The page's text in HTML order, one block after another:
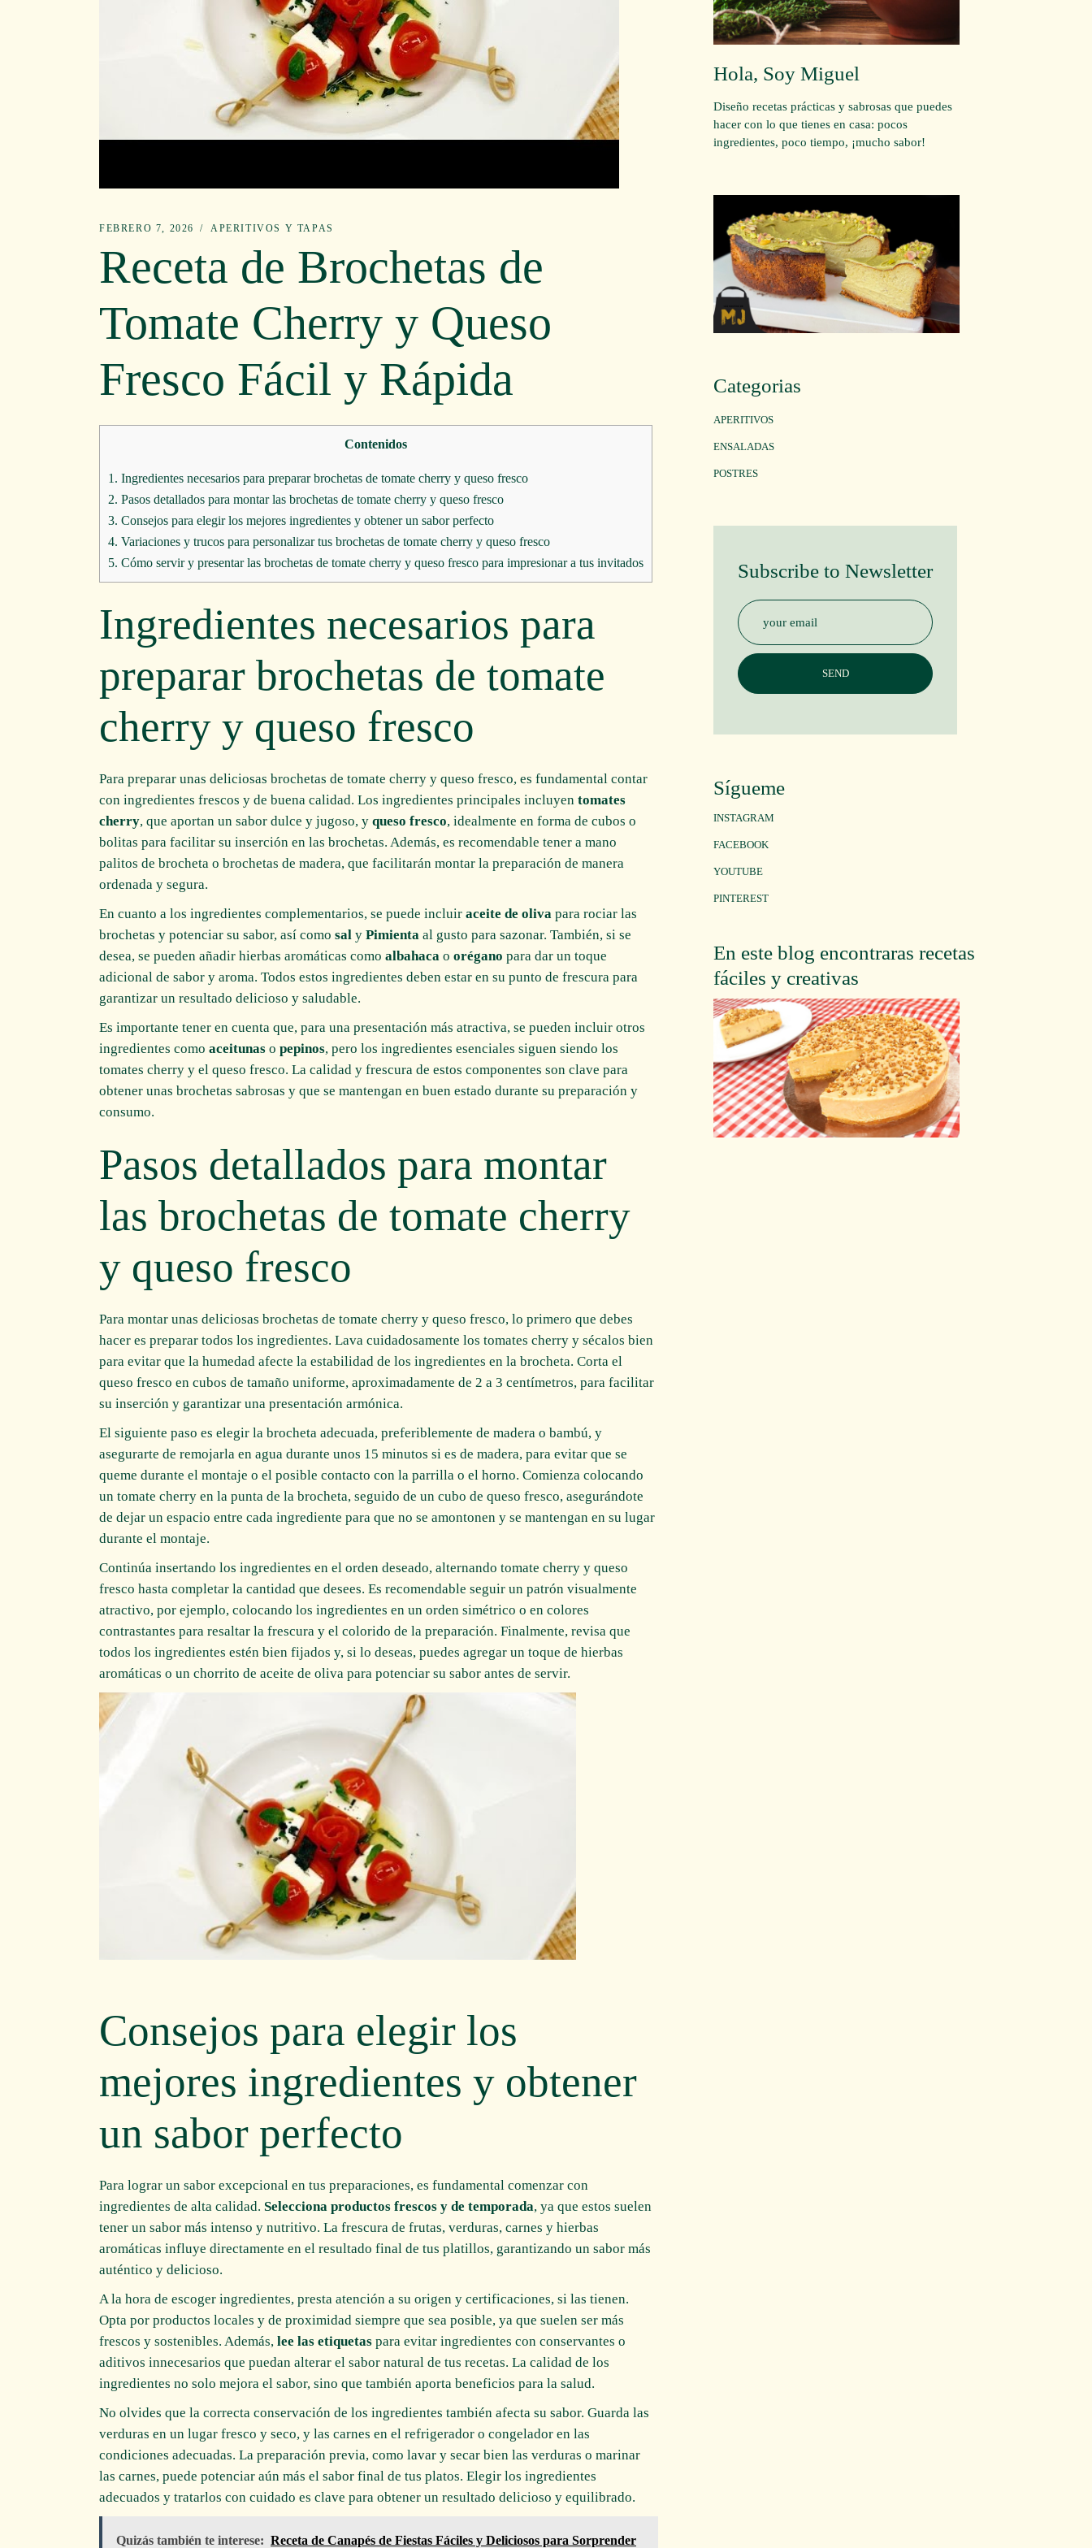
FEBRERO 7, 2026 APERITIVOS Y TAPAS
Receta de Brochetas de
Tomate Cherry y Queso
Fresco Fácil y Rápida
Contenidos
1. Ingredientes necesarios para preparar brochetas de tomate cherry y queso fresco
2. Pasos detallados para montar las brochetas de tomate cherry y queso fresco
3. Consejos para elegir los mejores ingredientes y obtener un sabor perfecto
4. Variaciones y trucos para personalizar tus brochetas de tomate cherry y queso fresco
5. Cómo servir y presentar las brochetas de tomate cherry y queso fresco para impresionar a tus invitados
Ingredientes necesarios para
preparar brochetas de tomate
cherry y queso fresco
Para preparar unas deliciosas brochetas de tomate cherry y queso fresco, es fundamental contar
con ingredientes frescos y de buena calidad. Los ingredientes principales incluyen tomates
cherry, que aportan un sabor dulce y jugoso, y queso fresco, idealmente en forma de cubos o
bolitas para facilitar su inserción en las brochetas. Además, es recomendable tener a mano
palitos de brocheta o brochetas de madera, que facilitarán montar la preparación de manera
ordenada y segura.
En cuanto a los ingredientes complementarios, se puede incluir aceite de oliva para rociar las
brochetas y potenciar su sabor, así como sal y Pimienta al gusto para sazonar. También, si se
desea, se pueden añadir hierbas aromáticas como albahaca o orégano para dar un toque
adicional de sabor y aroma. Todos estos ingredientes deben estar en su punto de frescura para
garantizar un resultado delicioso y saludable.
Es importante tener en cuenta que, para una presentación más atractiva, se pueden incluir otros
ingredientes como aceitunas o pepinos, pero los ingredientes esenciales siguen siendo los
tomates cherry y el queso fresco. La calidad y frescura de estos componentes son clave para
obtener unas brochetas sabrosas y que se mantengan en buen estado durante su preparación y
consumo.
Pasos detallados para montar
las brochetas de tomate cherry
y queso fresco
Para montar unas deliciosas brochetas de tomate cherry y queso fresco, lo primero que debes
hacer es preparar todos los ingredientes. Lava cuidadosamente los tomates cherry y sécalos bien
para evitar que la humedad afecte la estabilidad de los ingredientes en la brocheta. Corta el
queso fresco en cubos de tamaño uniforme, aproximadamente de 2 a 3 centímetros, para facilitar
su inserción y garantizar una presentación armónica.
El siguiente paso es elegir la brocheta adecuada, preferiblemente de madera o bambú, y
asegurarte de remojarla en agua durante unos 15 minutos si es de madera, para evitar que se
queme durante el montaje o el posible contacto con la parrilla o el horno. Comienza colocando
un tomate cherry en la punta de la brocheta, seguido de un cubo de queso fresco, asegurándote
de dejar un espacio entre cada ingrediente para que no se amontonen y se mantengan en su lugar
durante el montaje.
Continúa insertando los ingredientes en el orden deseado, alternando tomate cherry y queso
fresco hasta completar la cantidad que desees. Es recomendable seguir un patrón visualmente
atractivo, por ejemplo, colocando los ingredientes en un orden simétrico o en colores
contrastantes para resaltar la frescura y el colorido de la preparación. Finalmente, revisa que
todos los ingredientes estén bien fijados y, si lo deseas, puedes agregar un toque de hierbas
aromáticas o un chorrito de aceite de oliva para potenciar su sabor antes de servir.
Consejos para elegir los
mejores ingredientes y obtener
un sabor perfecto
Para lograr un sabor excepcional en tus preparaciones, es fundamental comenzar con
ingredientes de alta calidad. Selecciona productos frescos y de temporada, ya que estos suelen
tener un sabor más intenso y nutritivo. La frescura de frutas, verduras, carnes y hierbas
aromáticas influye directamente en el resultado final de tus platillos, garantizando un sabor más
auténtico y delicioso.
A la hora de escoger ingredientes, presta atención a su origen y certificaciones, si las tienen.
Opta por productos locales y de proximidad siempre que sea posible, ya que suelen ser más
frescos y sostenibles. Además, lee las etiquetas para evitar ingredientes con conservantes o
aditivos innecesarios que puedan alterar el sabor natural de tus recetas. La calidad de los
ingredientes no solo mejora el sabor, sino que también aporta beneficios para la salud.
No olvides que la correcta conservación de los ingredientes también afecta su sabor. Guarda las
verduras en un lugar fresco y seco, y las carnes en el refrigerador o congelador en las
condiciones adecuadas. La preparación previa, como lavar y secar bien las verduras o marinar
las carnes, puede potenciar aún más el sabor final de tus platos. Elegir los ingredientes
adecuados y tratarlos con cuidado es clave para obtener un resultado delicioso y equilibrado.
Quizás también te interese: Receta de Canapés de Fiestas Fáciles y Deliciosos para Sorprender
Hola, Soy Miguel
Diseño recetas prácticas y sabrosas que puedes
hacer con lo que tienes en casa: pocos
ingredientes, poco tiempo, ¡mucho sabor!
Categorias
APERITIVOS
ENSALADAS
POSTRES
Subscribe to Newsletter
Sígueme
INSTAGRAM
FACEBOOK
YOUTUBE
PINTEREST
En este blog encontraras recetas
fáciles y creativas